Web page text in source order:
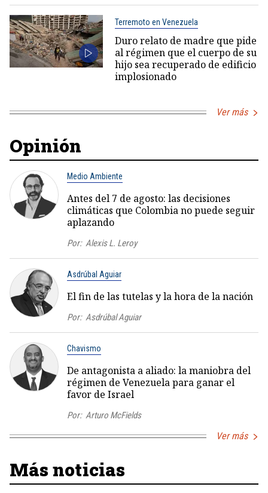
Terremoto en Venezuela
Duro relato de madre que pide
al régimen que el cuerpo de su
hijo sea recuperado de edificio
implosionado
Ver más
Opinión
Medio Ambiente
Antes del 7 de agosto: las decisiones
climáticas que Colombia no puede seguir
aplazando
Por: Alexis L. Leroy
Asdrúbal Aguiar
El fin de las tutelas y la hora de la nación
Por: Asdrúbal Aguiar
Chavismo
De antagonista a aliado: la maniobra del
régimen de Venezuela para ganar el
favor de Israel
Por: Arturo McFields
Ver más
Más noticias